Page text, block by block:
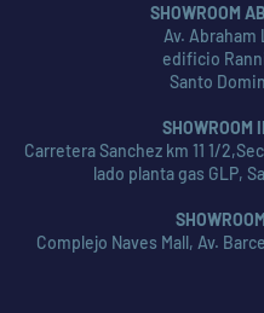
SHOWROOM
Av.
edificio
Santo
SHOWROOM
Carretera Sanchez km 11 1/
lado planta gas GLP,
Complejo Naves Mall, Av.